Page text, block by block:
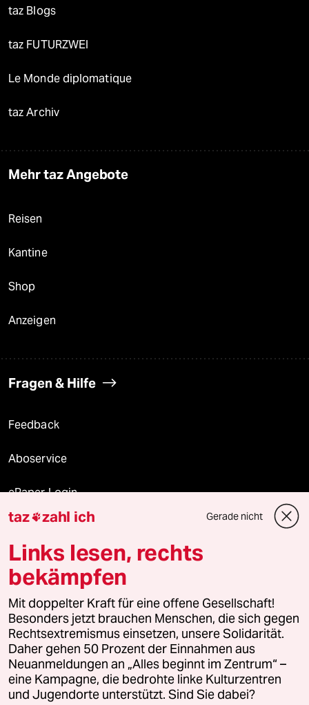
taz Blogs
taz FUTURZWEI
Le Monde diplomatique
taz Archiv
Mehr taz Angebote
Reisen
Kantine
Shop
Anzeigen
Fragen & Hilfe
Feedback
Aboservice
ePaper Login
Downloads für Abonnierende
© 2026 taz Verlags und Vertriebs GmbH
Alle Rechte vorbehalten. Bei rechtlichen Fragen oder für Genehmigungen
wenden Sie sich bitte an
lizenzen@taz.de
Feedback Redaktionsstatut Kommune-Richtlinien
Leitlinie Informant Datenschutz Impressum AGB
taz zahl ich Gerade nicht
Links lesen, rechts
bekämpfen
Mit doppelter Kraft für eine offene Gesellschaft!
Besonders jetzt brauchen Menschen, die sich gegen
Rechtsextremismus einsetzen, unsere Solidarität.
Daher gehen 50 Prozent der Einnahmen aus
Neuanmeldungen an „Alles beginnt im Zentrum“ –
eine Kampagne, die bedrohte linke Kulturzentren
und Jugendorte unterstützt. Sind Sie dabei?